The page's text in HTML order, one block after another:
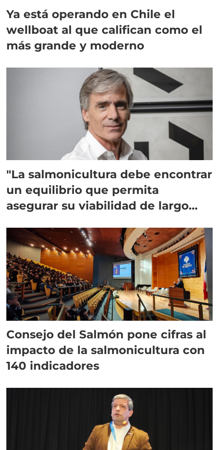
Ya está operando en Chile el
wellboat al que califican como el
más grande y moderno
"La salmonicultura debe encontrar
un equilibrio que permita
asegurar su viabilidad de largo
Consejo del Salmón pone cifras al
impacto de la salmonicultura con
140 indicadores